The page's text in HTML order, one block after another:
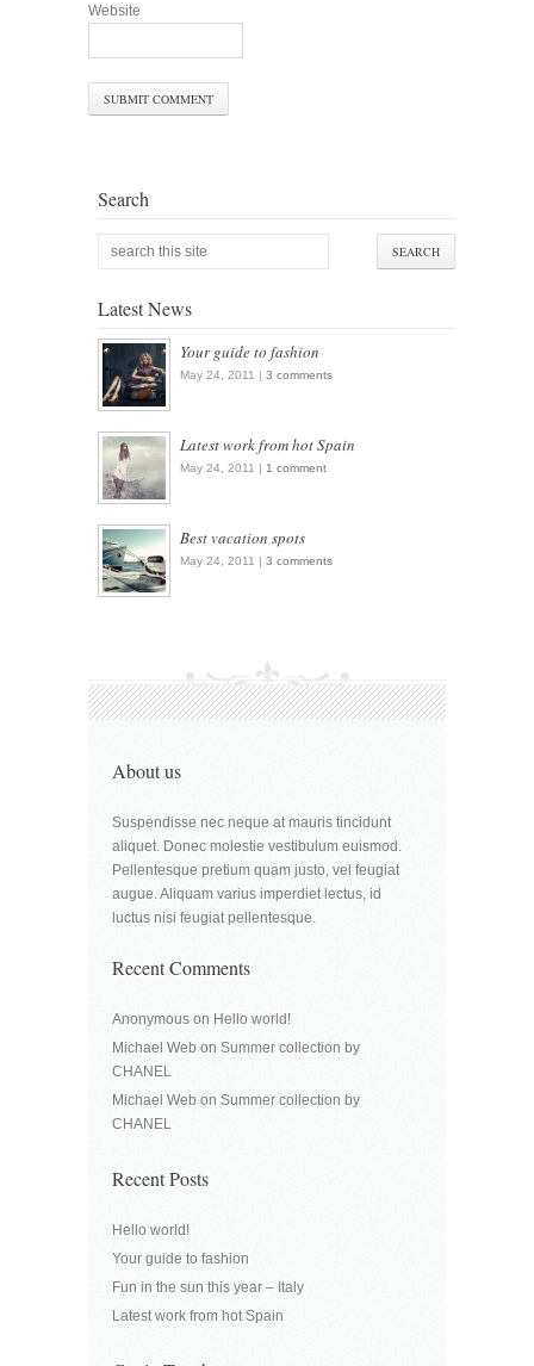
Website
Search
Latest News
Your guide to fashion
May 24, 2011 | 3 comments
Latest work from hot Spain
May 24, 2011 | 1 comment
Best vacation spots
May 24, 2011 | 3 comments
About us
Suspendisse nec neque at mauris tincidunt
aliquet. Donec molestie vestibulum euismod.
Pellentesque pretium quam justo, vel feugiat
augue. Aliquam varius imperdiet lectus, id
luctus nisi feugiat pellentesque.
Recent Comments
Anonymous on Hello world!
Michael Web on Summer collection by
CHANEL
Michael Web on Summer collection by
CHANEL
Recent Posts
Hello world!
Your guide to fashion
Fun in the sun this year – Italy
Latest work from hot Spain